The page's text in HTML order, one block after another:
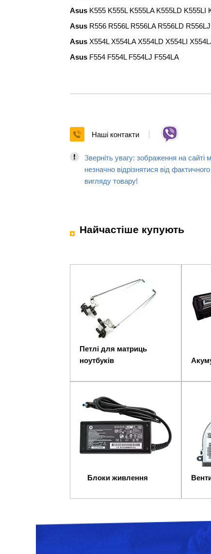
Asus K555 K555L K555LA K555LD K555LI
Asus R556 R556L R556LA R556LD
Asus X554L X554LA X554LD X554LI
Asus F554 F554L F554LJ F554LA
Наші контакти
Зверніть увагу: зображення на сайті
незначно відрізнятися від
вигляду товару!
Найчастіше купують
Петлі для матриць
ноутбуків
Блоки живлення